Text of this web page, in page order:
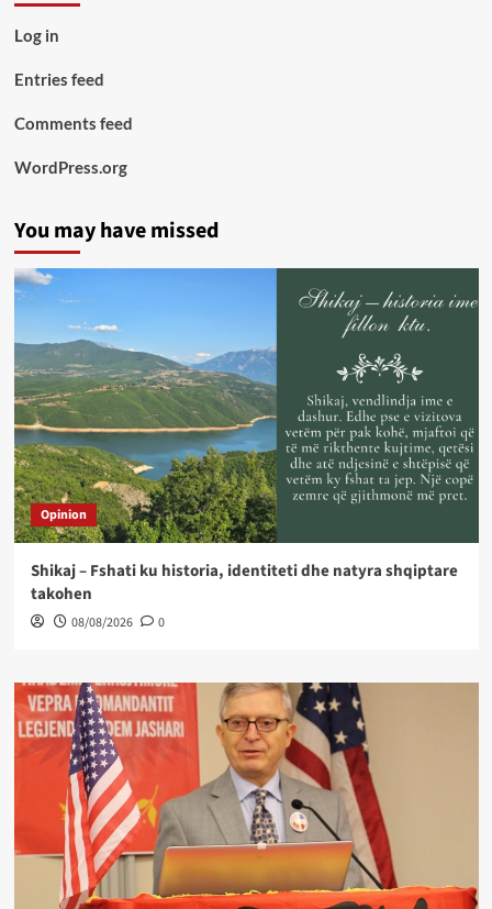
Log in
Entries feed
Comments feed
WordPress.org
You may have missed
Opinion
Shikaj – Fshati ku historia, identiteti dhe natyra shqiptare
takohen
08/08/2026 0